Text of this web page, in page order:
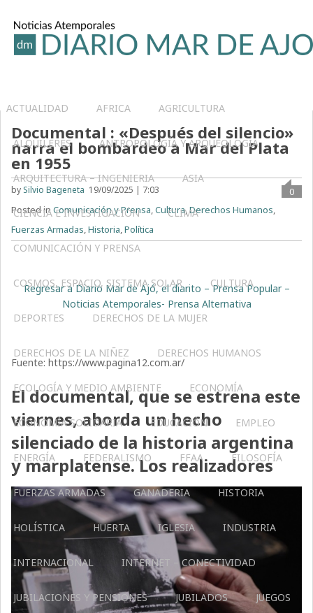
ACTUALIDAD AFRICA AGRICULTURA
ALQUILERES ANTROPOLOGÍA Y ARQUEOLOGÍA
ARQUITECTURA – INGENIERIA ASIA
CIENCIA E INVESTIGACIÓN CLIMA
COMUNICACIÓN Y PRENSA
COSMOS, ESPACIO, SISTEMA SOLAR CULTURA
DEPORTES DERECHOS DE LA MUJER
DERECHOS DE LA NIÑEZ DERECHOS HUMANOS
ECOLOGÍA Y MEDIO AMBIENTE ECONOMÍA
ECONOMÍA SOLIDARIA EDUCACIÓN EMPLEO
ENERGÍA FEDERALISMO FFAA FILOSOFÍA
FUERZAS ARMADAS GANADERIA HISTORIA
HOLÍSTICA HUERTA IGLESIA INDUSTRIA
INTERNACIONAL INTERNET – CONECTIVIDAD
JUBILACIONES Y PENSIONES JUBILADOS JUEGOS
Documental : «Después del silencio»
narra el bombardeo a Mar del Plata
en 1955
by Silvio Bageneta 19/09/2025 | 7:03
0
Posted inComunicación y Prensa,Cultura,Derechos Humanos,
Fuerzas Armadas,Historia,Política
Regresar a Diario Mar de Ajó, el diarito – Prensa Popular –
Noticias Atemporales- Prensa Alternativa
Fuente: https://www.pagina12.com.ar/
El documental, que se estrena este
viernes, aborda un hecho
silenciado de la historia argentina
y marplatense. Los realizadores